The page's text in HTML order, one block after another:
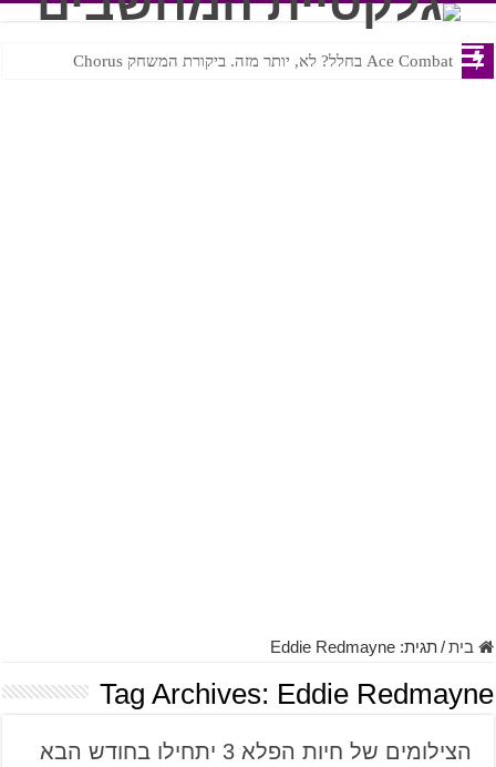
Ace Combat בחלל? לא, יותר מזה. ביקורת המשחק Chorus
Steven Universe והשירים שתורגמו בצורה נוראית לעברית
בית/תגית:Eddie Redmayne
Tag Archives: Eddie Redmayne
הצילומים של חיות הפלא 3 יתחילו בחודש הבא